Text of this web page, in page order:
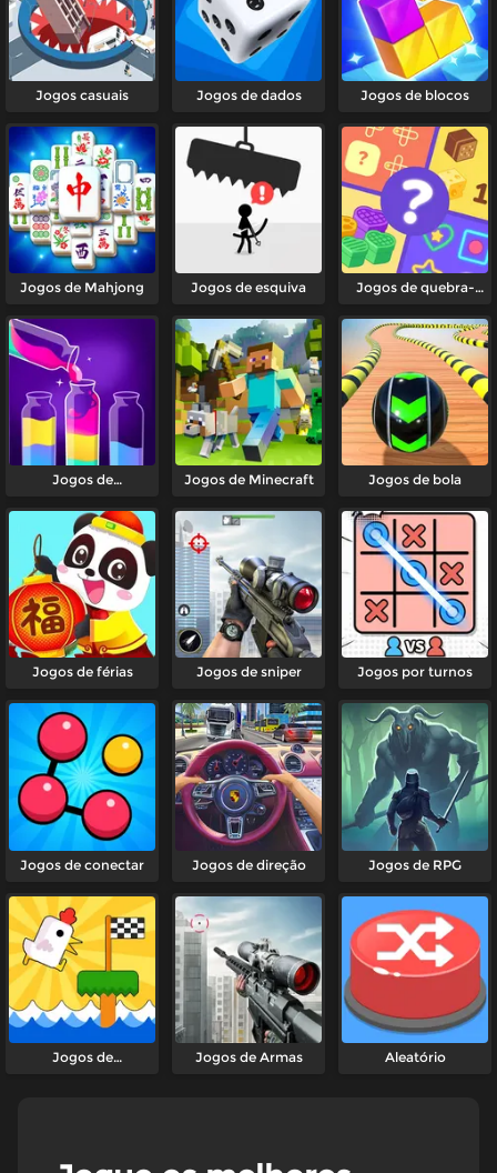
Jogos casuais Jogos de dados Jogos de blocos
Jogos de Mahjong Jogos de esquiva
Jogos de quebra-
Jogos de
Jogos de Minecraft Jogos de bola
Jogos de férias Jogos de sniper Jogos por turnos
Jogos de conectar Jogos de direção Jogos de RPG
Jogos de
Jogos de Armas Aleatório